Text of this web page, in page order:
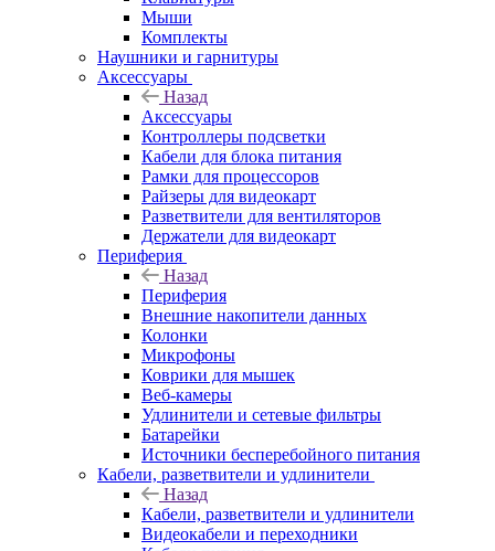
Мыши
Комплекты
Наушники и гарнитуры
Аксессуары
Назад
Аксессуары
Контроллеры подсветки
Кабели для блока питания
Рамки для процессоров
Райзеры для видеокарт
Разветвители для вентиляторов
Держатели для видеокарт
Периферия
Назад
Периферия
Внешние накопители данных
Колонки
Микрофоны
Коврики для мышек
Веб-камеры
Удлинители и сетевые фильтры
Батарейки
Источники бесперебойного питания
Кабели, разветвители и удлинители
Назад
Кабели, разветвители и удлинители
Видеокабели и переходники